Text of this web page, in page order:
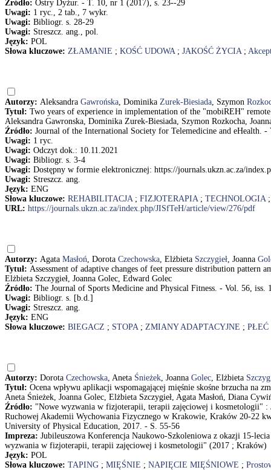
Źródło: Ostry Dyżur. - T. 10, nr 1 (2017), s. 23--29
Uwagi: 1 ryc., 2 tab., 7 wykr.
Uwagi: Bibliogr. s. 28-29
Uwagi: Streszcz. ang., pol.
Język: POL
Słowa kluczowe: ZŁAMANIE ; KOŚĆ UDOWA; JAKOŚĆ ŻYCIA;
Autorzy: Aleksandra Gawrońska, Dominika Zurek-Biesiada, Szymon
Tytuł: Two years of experience in implementation of the "mobiREH"
Aleksandra Gawronska, Dominika Zurek-Biesiada, Szymon Rozkocha,
Źródło: Journal of the International Society for Telemedicine and eHealth.
Uwagi: 1 ryc.
Uwagi: Odczyt dok.: 10.11.2021
Uwagi: Bibliogr. s. 3-4
Uwagi: Dostępny w formie elektronicznej: https://journals.ukzn.ac.za/
Uwagi: Streszcz. ang.
Język: ENG
Słowa kluczowe: REHABILITACJA; FIZJOTERAPIA; TECHNOLOGIA
URL: https://journals.ukzn.ac.za/index.php/JISfTeH/article/view/276/pdf
Autorzy: Agata Masłoń, Dorota Czechowska, Elżbieta Szczygieł, Joanna
Tytuł: Assessment of adaptive changes of feet pressure distribution pattern
Elżbieta Szczygieł, Joanna Golec, Edward Golec
Źródło: The Journal of Sports Medicine and Physical Fitness. - Vol. 56, iss.
Uwagi: Bibliogr. s. [b.d.]
Uwagi: Streszcz. ang.
Język: ENG
Słowa kluczowe: BIEGACZ ; STOPA; ZMIANY ADAPTACYJNE ; PŁEĆ
Autorzy: Dorota Czechowska, Aneta Śnieżek, Joanna Golec, Elżbieta
Tytuł: Ocena wpływu aplikacji wspomagającej mięśnie skośne brzucha na
Aneta Śnieżek, Joanna Golec, Elżbieta Szczygieł, Agata Masłoń, Diana
Źródło: "Nowe wyzwania w fizjoterapii, terapii zajęciowej i kosmetologii" :
Ruchowej Akademii Wychowania Fizycznego w Krakowie, Kraków 20-22
University of Physical Education, 2017. - S. 55-56
Impreza: Jubileuszowa Konferencja Naukowo-Szkoleniowa z okazji 15-
wyzwania w fizjoterapii, terapii zajęciowej i kosmetologii" (2017 ; Kraków)
Język: POL
Słowa kluczowe: TAPING ; MIĘŚNIE ; NAPIĘCIE MIĘŚNIOWE ;